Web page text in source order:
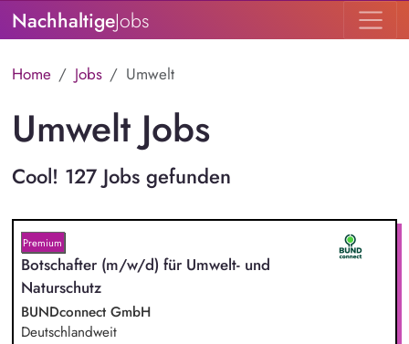
NachhaltigeJobs
Home Jobs Umwelt
Umwelt Jobs
Cool! 127 Jobs gefunden
Premium
Botschafter (m/w/d) für Umwelt- und
Naturschutz
BUNDconnect GmbH
Deutschlandweit